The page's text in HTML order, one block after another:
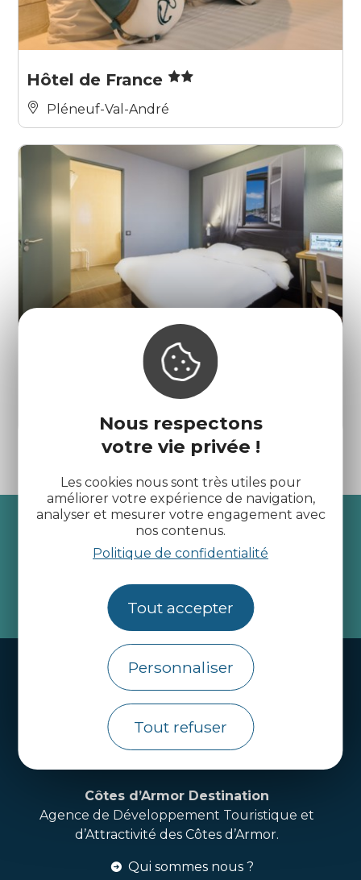
Nous respectons
votre vie privée !
Les cookies nous sont très utiles pour
améliorer votre expérience de navigation,
analyser et mesurer votre engagement avec
nos contenus.
Politique de confidentialité
Tout accepter
Personnaliser
Tout refuser
Hôtel de France
Pléneuf-Val-André
Trégueux
Recevez l’actualité des
Côtes d’Armor
je m'abonne
Handi-tourisme
Brochures
Côtes d’Armor Destination
Agence de Développement Touristique et
d’Attractivité des Côtes d’Armor.
Qui sommes nous ?